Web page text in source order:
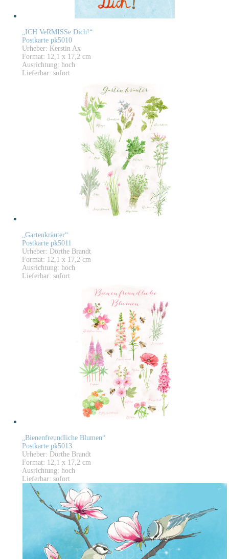
„ICH VeRMISSe Dich!“
Postkarte pk5010
Urheber: Kerstin Ax
Format: 12,1 x 17,2 cm
Ausrichtung: hoch
Lieferbar: sofort
„Gartenkräuter“
Postkarte pk5011
Urheber: Dörthe Brandt
Format: 12,1 x 17,2 cm
Ausrichtung: hoch
Lieferbar: sofort
„Bienenfreundliche Blumen“
Postkarte pk5013
Urheber: Dörthe Brandt
Format: 12,1 x 17,2 cm
Ausrichtung: hoch
Lieferbar: sofort